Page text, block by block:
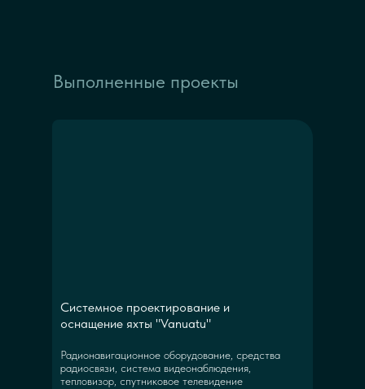
Радионавигационное оборудование, средства
радиосвязи, система видеонаблюдения,
тепловизор, спутниковое телевидение
Системное проектирование и
оснащение яхты "Vanuatu"
Выполненные проекты